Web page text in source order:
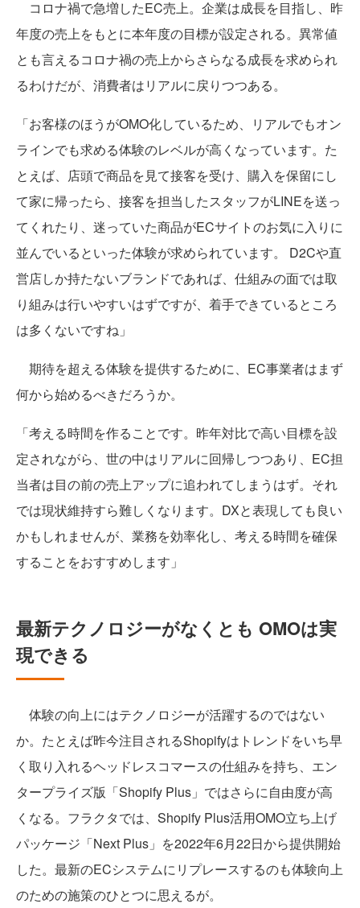
コロナ禍で急増したEC売上。企業は成長を目指し、昨
年度の売上をもとに本年度の目標が設定される。異常値
とも言えるコロナ禍の売上からさらなる成長を求められ
るわけだが、消費者はリアルに戻りつつある。
「お客様のほうがOMO化しているため、リアルでもオン
ラインでも求める体験のレベルが高くなっています。た
とえば、店頭で商品を見て接客を受け、購入を保留にし
て家に帰ったら、接客を担当したスタッフがLINEを送っ
てくれたり、迷っていた商品がECサイトのお気に入りに
並んでいるといった体験が求められています。 D2Cや直
営店しか持たないブランドであれば、仕組みの面では取
り組みは行いやすいはずですが、着手できているところ
は多くないですね」
期待を超える体験を提供するために、EC事業者はまず
何から始めるべきだろうか。
「考える時間を作ることです。昨年対比で高い目標を設
定されながら、世の中はリアルに回帰しつつあり、EC担
当者は目の前の売上アップに追われてしまうはず。それ
では現状維持すら難しくなります。DXと表現しても良い
かもしれませんが、業務を効率化し、考える時間を確保
することをおすすめします」
最新テクノロジーがなくとも OMOは実
現できる
体験の向上にはテクノロジーが活躍するのではない
か。たとえば昨今注目されるShopifyはトレンドをいち早
く取り入れるヘッドレスコマースの仕組みを持ち、エン
タープライズ版「Shopify Plus」ではさらに自由度が高
くなる。フラクタでは、Shopify Plus活用OMO立ち上げ
パッケージ「Next Plus」を2022年6月22日から提供開始
した。最新のECシステムにリプレースするのも体験向上
のための施策のひとつに思えるが。